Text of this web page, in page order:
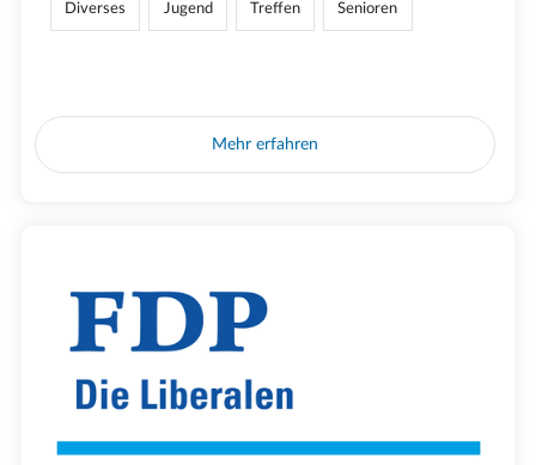
Diverses Jugend Treffen Senioren
Mehr erfahren